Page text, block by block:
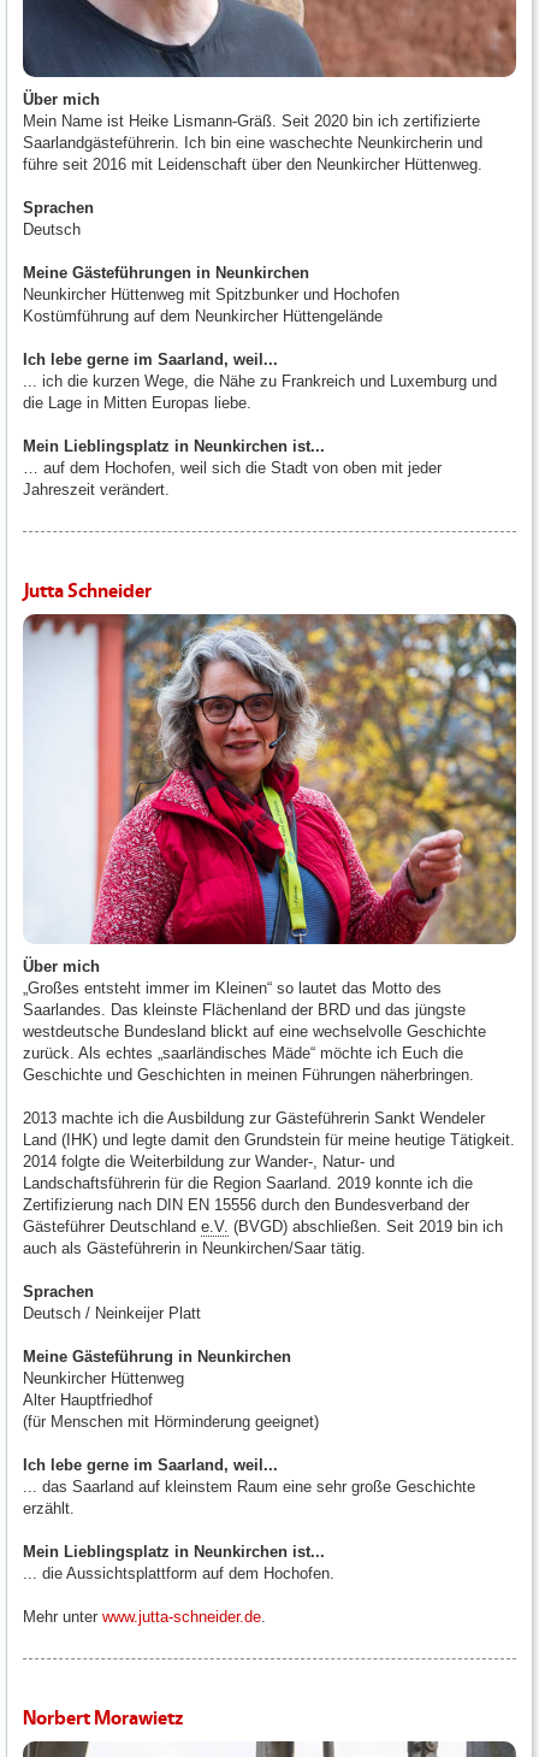
Über mich
Mein Name ist Heike Lismann-Gräß. Seit 2020 bin ich zertifizierte
Saarlandgästeführerin. Ich bin eine waschechte Neunkircherin und
führe seit 2016 mit Leidenschaft über den Neunkircher Hüttenweg.
Sprachen
Deutsch
Meine Gästeführungen in Neunkirchen
Neunkircher Hüttenweg mit Spitzbunker und Hochofen
Kostümführung auf dem Neunkircher Hüttengelände
Ich lebe gerne im Saarland, weil...
... ich die kurzen Wege, die Nähe zu Frankreich und Luxemburg und
die Lage in Mitten Europas liebe.
Mein Lieblingsplatz in Neunkirchen ist...
… auf dem Hochofen, weil sich die Stadt von oben mit jeder
Jahreszeit verändert.
Jutta Schneider
Über mich
„Großes entsteht immer im Kleinen“ so lautet das Motto des
Saarlandes. Das kleinste Flächenland der BRD und das jüngste
westdeutsche Bundesland blickt auf eine wechselvolle Geschichte
zurück. Als echtes „saarländisches Mäde“ möchte ich Euch die
Geschichte und Geschichten in meinen Führungen näherbringen.
2013 machte ich die Ausbildung zur Gästeführerin Sankt Wendeler
Land (IHK) und legte damit den Grundstein für meine heutige Tätigkeit.
2014 folgte die Weiterbildung zur Wander-, Natur- und
Landschaftsführerin für die Region Saarland. 2019 konnte ich die
Zertifizierung nach DIN EN 15556 durch den Bundesverband der
Gästeführer Deutschland e.V. (BVGD) abschließen. Seit 2019 bin ich
auch als Gästeführerin in Neunkirchen/Saar tätig.
Sprachen
Deutsch / Neinkeijer Platt
Meine Gästeführung in Neunkirchen
Neunkircher Hüttenweg
Alter Hauptfriedhof
(für Menschen mit Hörminderung geeignet)
Ich lebe gerne im Saarland, weil...
... das Saarland auf kleinstem Raum eine sehr große Geschichte
erzählt.
Mein Lieblingsplatz in Neunkirchen ist...
... die Aussichtsplattform auf dem Hochofen.
Mehr unter www.jutta-schneider.de
Norbert Morawietz